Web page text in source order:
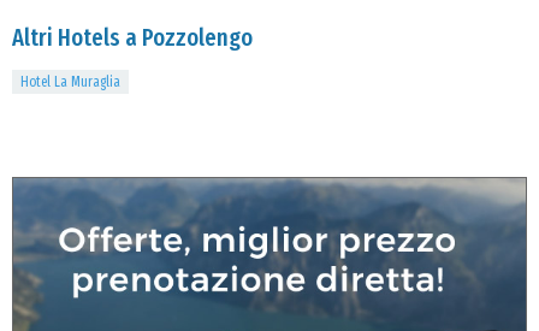
Altri Hotels a Pozzolengo
Hotel La Muraglia